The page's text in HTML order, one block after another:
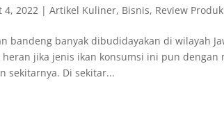
4, 2022 |Artikel Kuliner, Bisnis, Review
bandeng banyak dibudidayakan di wilayah
heran jika jenis ikan konsumsi ini pun
sekitarnya. Di sekitar...